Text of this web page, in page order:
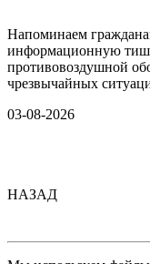
Напоминаем
информационную
противовоздушной
чрезвычайных
03-08-2026
НАЗАД